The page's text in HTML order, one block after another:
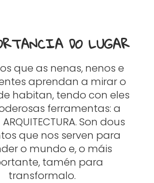
DO LUGAR
que as nenas, nenos e
aprendan a mirar o
habitan, tendo con eles
ferramentas: a
ARQUITECTURA. Son dous
que nos serven para
o mundo e, o máis
tamén para
transformalo.